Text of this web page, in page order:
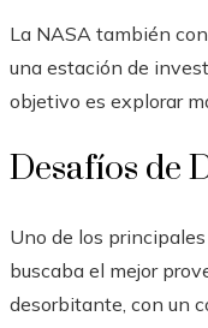
La NASA también
una estación de
objetivo es explorar
Desafíos de
Uno de los
buscaba el mejor
desorbitante, con un